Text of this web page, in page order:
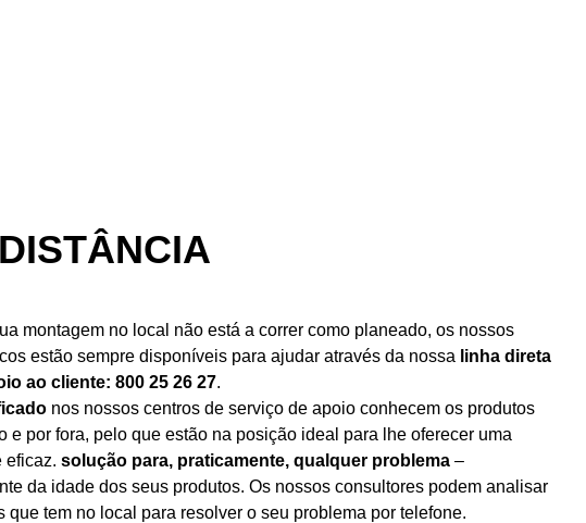
montagem no local não está a correr como planeado, os nossos
estão sempre disponíveis para ajudar através da nossa linha direta
ao cliente: 800 25 26 27.
nos nossos centros de serviço de apoio conhecem os produtos
e por fora, pelo que estão na posição ideal para lhe oferecer uma
eficaz. solução para, praticamente, qualquer problema –
da idade dos seus produtos. Os nossos consultores podem analisar
que tem no local para resolver o seu problema por telefone.